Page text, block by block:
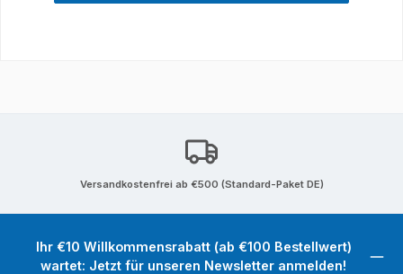
Versandkostenfrei ab €500 (Standard-Paket DE)
Ihr €10 Willkommensrabatt (ab €100 Bestellwert)
wartet: Jetzt für unseren Newsletter anmelden!